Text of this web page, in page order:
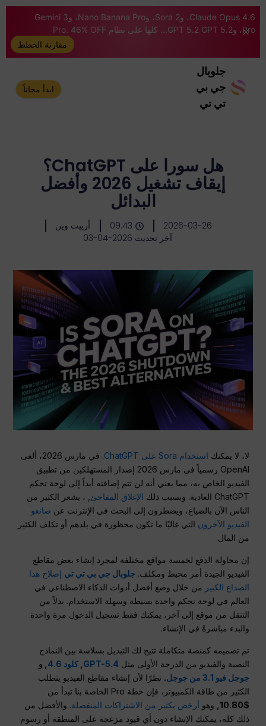
Claude Opus 4.6، وSora 2، وNano Banana Pro، وGemini 3
Pro، وGPT 5.2 GPT 5.2... كلها على نظام Pro. 46% OFF
مقارنة الخطط
جلوبال
جي بي
تي تي
ابدأ مجاناً
هل سورا على ChatGPT؟
إيقاف تشغيل 2026 وأفضل
البدائل
2026-03-26
09:43
أرييت وين
آخر تحديث 2026-04-03
لا، لا يمكنك استخدام Sora على ChatGPT
. في مارس 2026، ألغى
OpenAI رسمياً في مارس 2026 إصدار المستهلكين من تطبيق
الفيديو الخاص به، مما يعني أنه لن تتم إضافته أبداً إلى لوحة تحكم
ChatGPT العادية. وبسبب ذلك
الإغلاق المفاجئ , ، يشعر الكثير من
الناس الآن بالضياع، ويضطرون إلى البحث في الإنترنت عن صانعو
الفيديو الآخرون التي غالبًا ما تكون محظورة في بلدهم أو تكلف الكثير
من المال.
إن محاولة الدفع لخمسة مواقع مختلفة لمجرد إنشاء بعض مقاطع
الفيديو الجيدة أمر محبط ومكلف. جلوبال جي بي تي تي إصلاح هذا
الصداع الكبير من خلال وضع أفضل أدوات الذكاء الاصطناعي في
العالم في لوحة تحكم واحدة بسيطة وسهلة الاستخدام. بدلاً من
التنقل من موقع إلى آخر، يمكنك فقط تسجيل الدخول مرة واحدة
والبدء مباشرةً في الإنشاء.
تم تصميمه كمنصة متكاملة تتيح لك التبديل بسلاسة بين النماذج
النصية والفيديو من الدرجة الأولى مثلGPT-5.4
,كلود 4.6
, و
جوجل فيو 3.1 من جوجل
. نظرًا لأن إنشاء مقاطع الفيديو يتطلب
الكثير من طاقة الكمبيوتر، فإن خطة Pro الخاصة بنا تبدأ من
$10.80,
وهو أرخص بكثير من الاشتراكات المنفصلة. والأفضل من
ذلك كله، يمكنك الإنشاء دون أي قيود مزعجة على المنطقة أو رسوم